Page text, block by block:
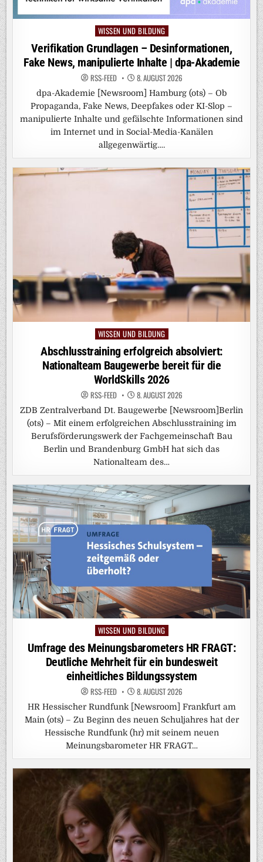
Posted
WISSEN UND BILDUNG
Verifikation Grundlagen – Desinformationen,
Fake News, manipulierte Inhalte | dpa-Akademie
RSS-FEED 8. AUGUST 2026
dpa-Akademie [Newsroom] Hamburg (ots) – Ob
Propaganda, Fake News, Deepfakes oder KI-Slop –
manipulierte Inhalte und gefälschte Informationen sind
im Internet und in Social-Media-Kanälen
allgegenwärtig….
Posted
in
WISSEN UND BILDUNG
Abschlusstraining erfolgreich absolviert:
Nationalteam Baugewerbe bereit für die
WorldSkills 2026
RSS-FEED 8. AUGUST 2026
ZDB Zentralverband Dt. Baugewerbe [Newsroom]Berlin
(ots) – Mit einem erfolgreichen Abschlusstraining im
Berufsförderungswerk der Fachgemeinschaft Bau
Berlin und Brandenburg GmbH hat sich das
Nationalteam des…
Posted
in
WISSEN UND BILDUNG
Umfrage des Meinungsbarometers HR FRAGT:
Deutliche Mehrheit für ein bundesweit
einheitliches Bildungssystem
RSS-FEED 8. AUGUST 2026
HR Hessischer Rundfunk [Newsroom] Frankfurt am
Main (ots) – Zu Beginn des neuen Schuljahres hat der
Hessische Rundfunk (hr) mit seinem neuen
Meinungsbarometer HR FRAGT…